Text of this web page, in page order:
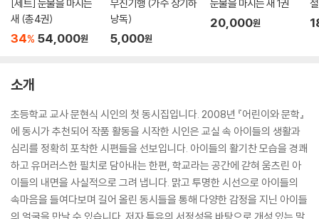
[세트] 눈물을 마시는
새 (총4권)
34% 54,000원
무진기행 (가수 장기하
낭독)
5,000원
눈물을 마시는 새 1권
20,000원
소개
초등학교 교사 문현식 시인의 첫 동시집입니다. 2008년 『어린이와 문학』
에 동시가 추천되어 작품 활동을 시작한 시인은 교실 속 아이들의 생활과
심리를 정확히 포착한 시편들을 선보입니다. 아이들의 활기찬 모습을 경쾌
하고 유머러스한 필치로 담아내는 한편, 학교라는 공간에 갇혀 움츠린 아
이들의 내면을 사실적으로 그려 냅니다. 맑고 투명한 시선으로 아이들의
속마음을 들여다보며 길어 올린 동시들을 통해 다양한 감정을 지닌 아이들